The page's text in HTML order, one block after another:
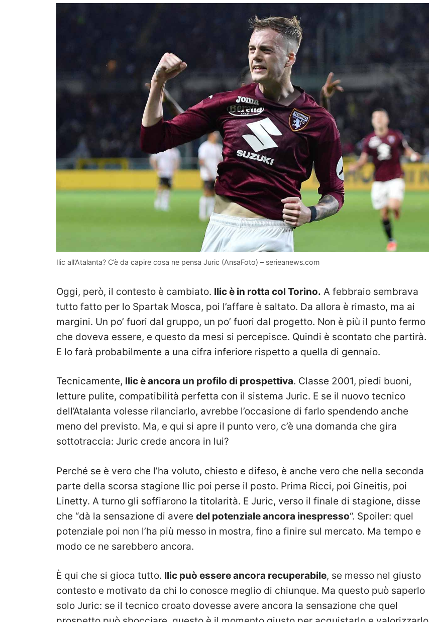
Ilic all’Atalanta? C’è da capire cosa ne pensa Juric (AnsaFoto) – serieanews.com
Oggi, però, il contesto è cambiato. Ilic è in rotta col Torino. A febbraio sembrava
tutto fatto per lo Spartak Mosca, poi l’affare è saltato. Da allora è rimasto, ma ai
margini. Un po’ fuori dal gruppo, un po’ fuori dal progetto. Non è più il punto fermo
che doveva essere, e questo da mesi si percepisce. Quindi è scontato che partirà.
E lo farà probabilmente a una cifra inferiore rispetto a quella di gennaio.
Tecnicamente, Ilic è ancora un profilo di prospettiva. Classe 2001, piedi buoni,
letture pulite, compatibilità perfetta con il sistema Juric. E se il nuovo tecnico
dell’Atalanta volesse rilanciarlo, avrebbe l’occasione di farlo spendendo anche
meno del previsto. Ma, e qui si apre il punto vero, c’è una domanda che gira
sottotraccia: Juric crede ancora in lui?
Perché se è vero che l’ha voluto, chiesto e difeso, è anche vero che nella seconda
parte della scorsa stagione Ilic poi perse il posto. Prima Ricci, poi Gineitis, poi
Linetty. A turno gli soffiarono la titolarità. E Juric, verso il finale di stagione, disse
che “dà la sensazione di avere del potenziale ancora inespresso“. Spoiler: quel
potenziale poi non l’ha più messo in mostra, fino a finire sul mercato. Ma tempo e
modo ce ne sarebbero ancora.
È qui che si gioca tutto. Ilic può essere ancora recuperabile, se messo nel giusto
contesto e motivato da chi lo conosce meglio di chiunque. Ma questo può saperlo
solo Juric: se il tecnico croato dovesse avere ancora la sensazione che quel